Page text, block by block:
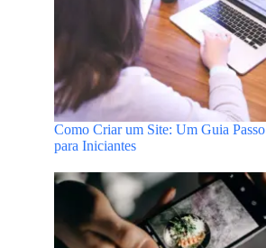
Como Criar um Site: Um Guia Passo
para Iniciantes